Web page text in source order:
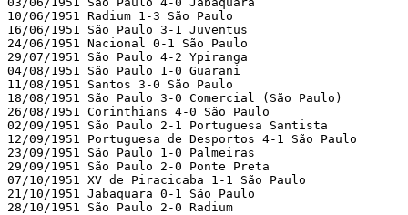
10/06/1951 Radium 1-3 São Paulo
16/06/1951 São Paulo 3-1 Juventus
24/06/1951 Nacional 0-1 São Paulo
29/07/1951 São Paulo 4-2 Ypiranga
04/08/1951 São Paulo 1-0 Guarani
11/08/1951 Santos 3-0 São Paulo
18/08/1951 São Paulo 3-0 Comercial (São Paulo)
26/08/1951 Corinthians 4-0 São Paulo
02/09/1951 São Paulo 2-1 Portuguesa Santista
12/09/1951 Portuguesa de Desportos 4-1 São Paulo
23/09/1951 São Paulo 1-0 Palmeiras
29/09/1951 São Paulo 2-0 Ponte Preta
07/10/1951 XV de Piracicaba 1-1 São Paulo
21/10/1951 Jabaquara 0-1 São Paulo
28/10/1951 São Paulo 2-0 Radium